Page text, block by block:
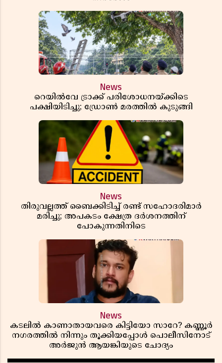
News
റെയിൽവേ ട്രാക്ക് പരിശോധനയ്ക്കിടെ
പക്ഷിയിടിച്ചു; ഡ്രോൺ മരത്തിൽ കുടുങ്ങി
News
തിരുവല്ലത്ത് ബൈക്കിടിച്ച് രണ്ട് സഹോദരിമാർ
മരിച്ചു; അപകടം ക്ഷേത്ര ദർശനത്തിന്
പോകുന്നതിനിടെ
News
കടലിൽ കാണാതായവരെ കിട്ടിയോ സാറേ? കണ്ണൂർ
നഗരത്തിൽ നിന്നും തൂക്കിയപ്പോൾ പൊലീസിനോട്
അർജുൻ ആയങ്കിയുടെ ചോദ്യം